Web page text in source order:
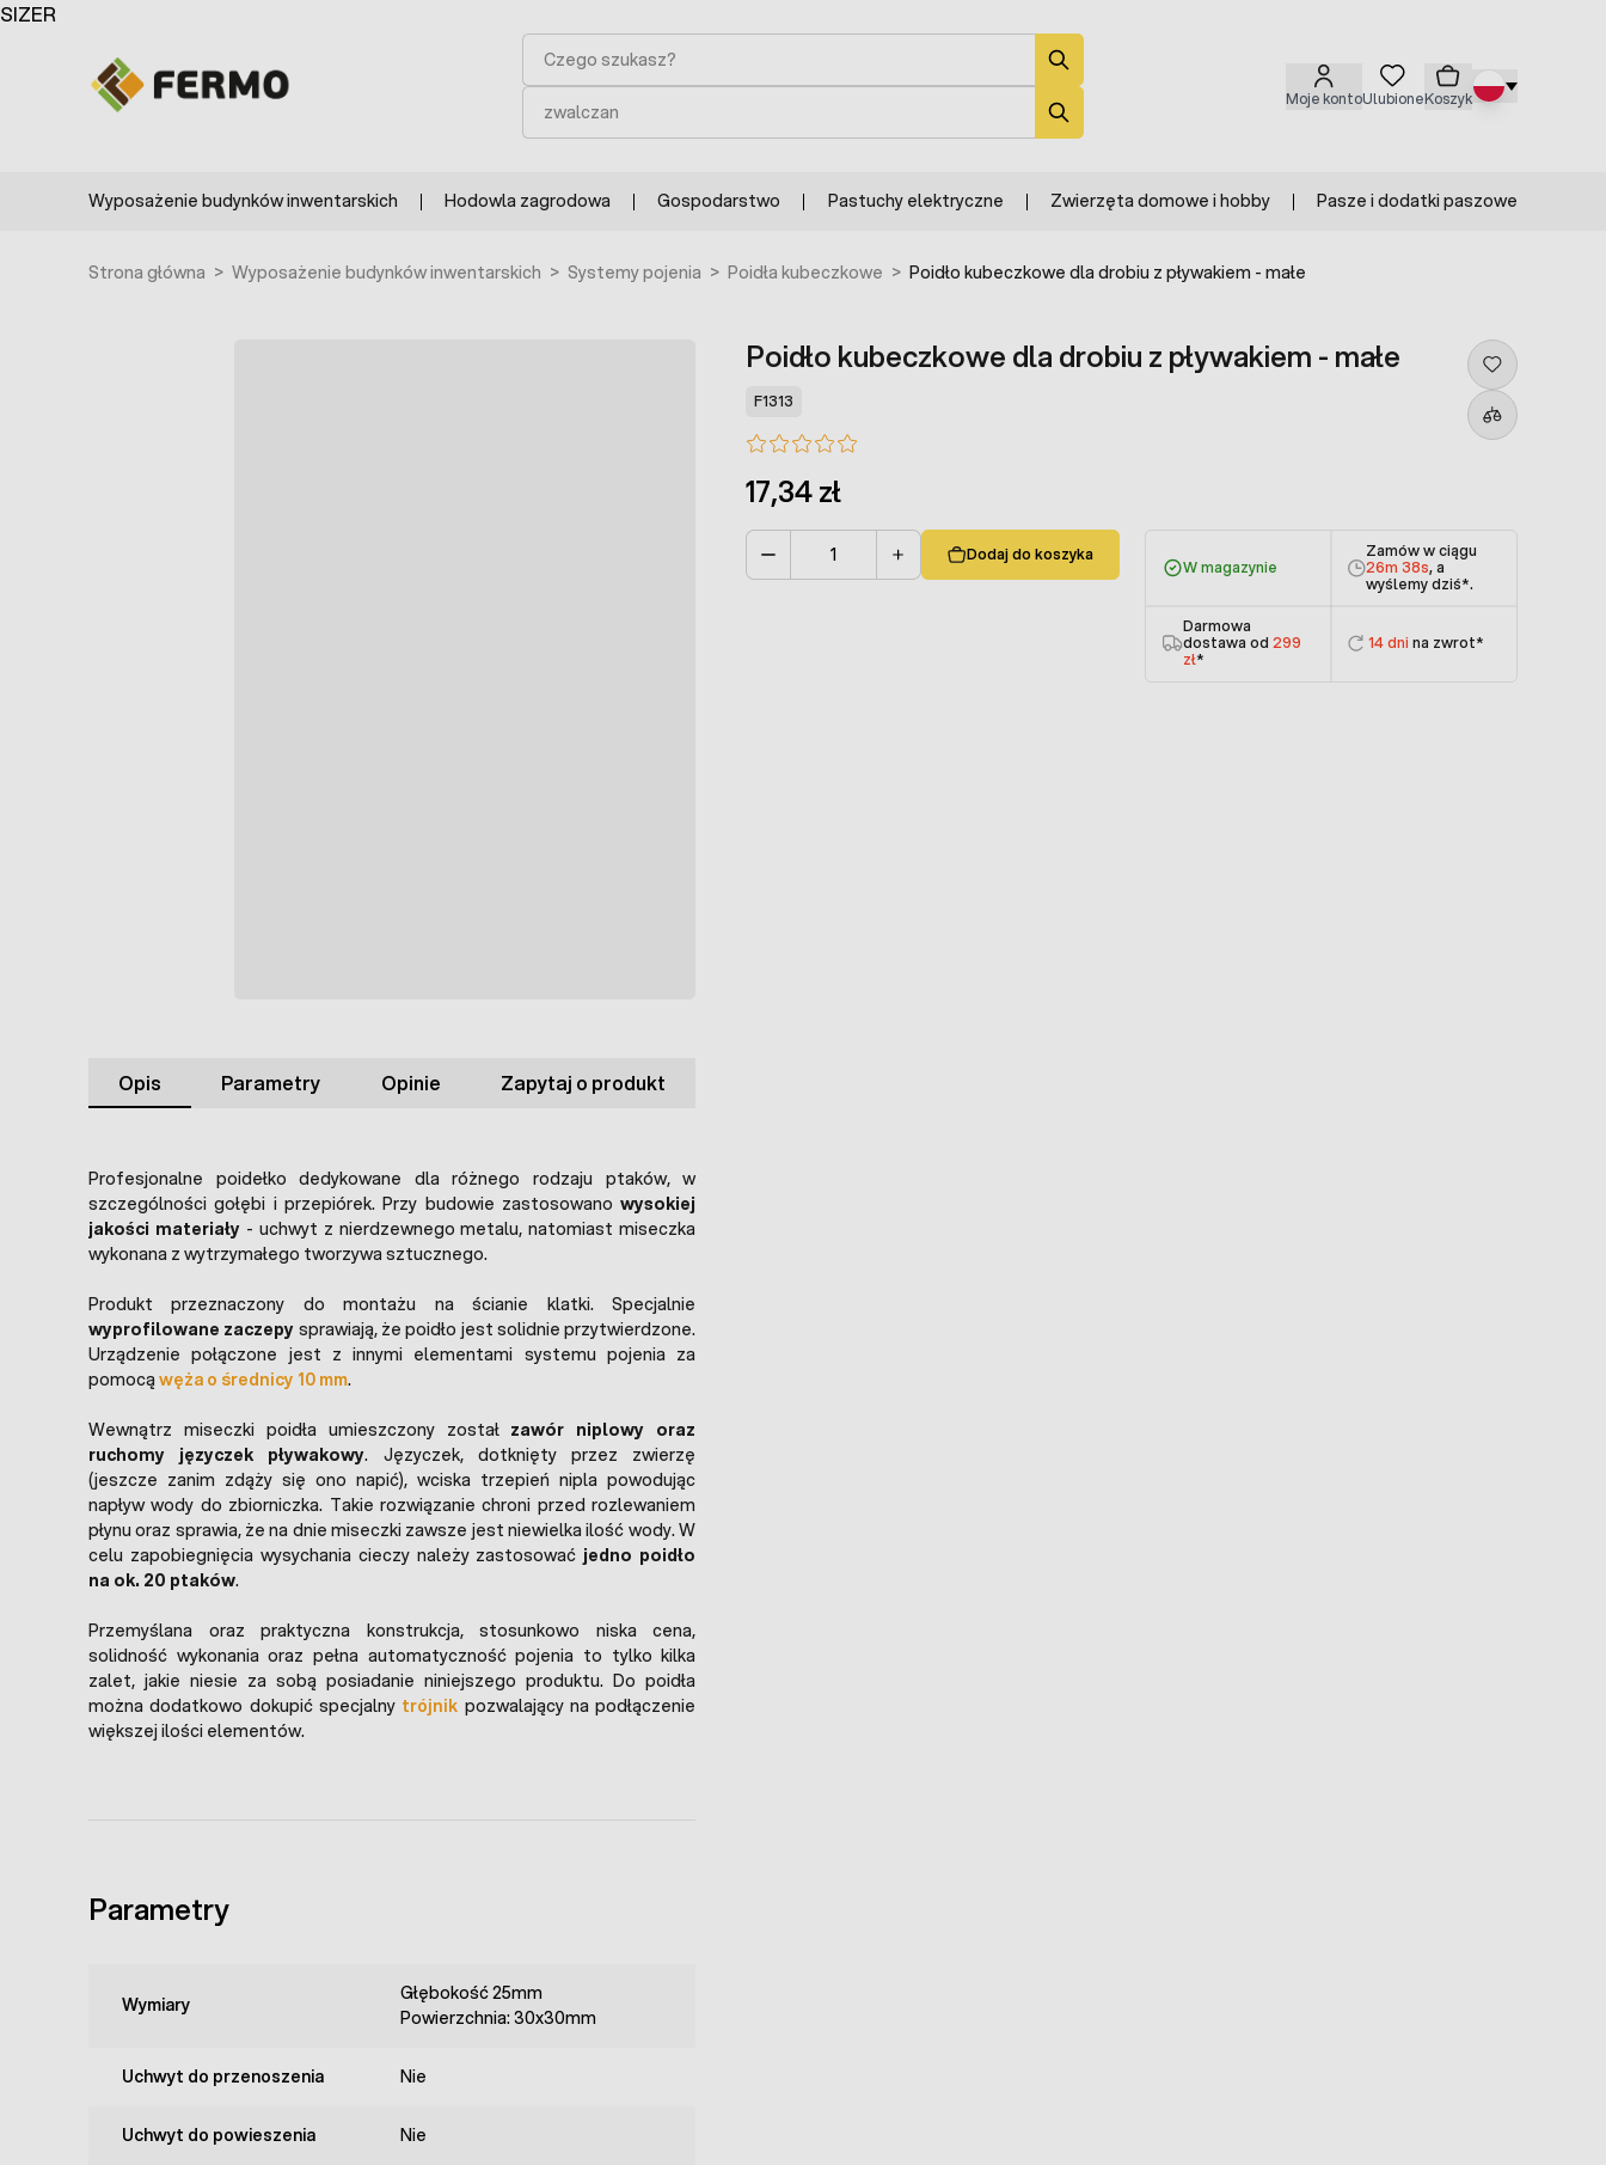
Przejdź do treści
Moje kontoUlubioneKoszyk
Szukaj
Szukaj
Wyposażenie budynków inwentarskich Hodowla zagrodowa Gospodarstwo Pastuchy elektryczne Zwierzęta domowe i hobby Pasze i dodatki paszowe
Strona główna > Wyposażenie budynków inwentarskich > Systemy pojenia > Poidła kubeczkowe > Poidło kubeczkowe dla drobiu z pływakiem - małe
Poidło kubeczkowe dla drobiu z pływakiem - małe
F1313
17,34 zł
Dodaj do koszyka
W magazynie
Zamów w ciągu
26m 38s, a
wyślemy dziś*.
Darmowa
dostawa od 299
zł*
14 dni na zwrot*
Opis Parametry Opinie Zapytaj o produkt
Profesjonalne poidełko dedykowane dla różnego rodzaju ptaków, w
szczególności gołębi i przepiórek. Przy budowie zastosowanowysokiej
jakości materiały- uchwyt z nierdzewnego metalu, natomiast miseczka
wykonana z wytrzymałego tworzywa sztucznego.
Produkt przeznaczony do montażu na ścianie klatki. Specjalnie
wyprofilowane zaczepy sprawiają, że poidło jest solidnie przytwierdzone.
Urządzenie połączone jest z innymi elementami systemu pojenia za
pomocą węża o średnicy 10 mm.
Wewnątrz miseczki poidła umieszczony został zawór niplowy oraz
ruchomy języczek pływakowy. Języczek, dotknięty przez zwierzę
(jeszcze zanim zdąży się ono napić), wciska trzepień nipla powodując
napływ wody do zbiorniczka. Takie rozwiązanie chroni przed rozlewaniem
płynu oraz sprawia, że na dnie miseczki zawsze jest niewielka ilość wody. W
celu zapobiegnięcia wysychania cieczy należy zastosować jedno poidło
na ok. 20 ptaków.
Przemyślana oraz praktyczna konstrukcja, stosunkowo niska cena,
solidność wykonania oraz pełna automatyczność pojenia to tylko kilka
zalet, jakie niesie za sobą posiadanie niniejszego produktu. Do poidła
można dodatkowo dokupić specjalny trójnik pozwalający na podłączenie
większej ilości elementów.
Parametry
Wymiary
Głębokość 25mm
Powierzchnia: 30x30mm
Uchwyt do przenoszenia Nie
Uchwyt do powieszenia Nie
SIZER